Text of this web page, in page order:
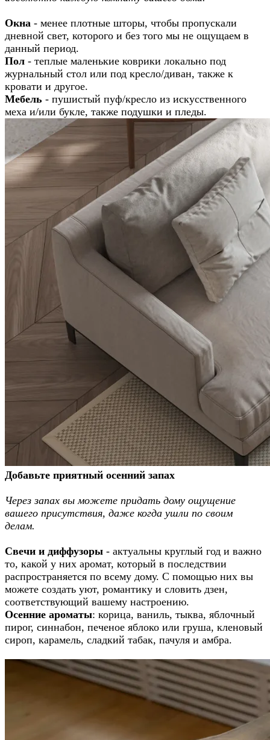
Окна - менее плотные шторы, чтобы пропускали
дневной свет, которого и без того мы не ощущаем в
данный период.
Пол - теплые маленькие коврики локально под
журнальный стол или под кресло/диван, также к
кровати и другое.
Мебель - пушистый пуф/кресло из искусственного
меха и/или букле, также подушки и пледы.
Добавьте приятный осенний запах
Через запах вы можете придать дому ощущение
вашего присутствия, даже когда ушли по своим
делам.
Свечи и диффузоры - актуальны круглый год и важно
то, какой у них аромат, который в последствии
распространяется по всему дому. С помощью них вы
можете создать уют, романтику и словить дзен,
соответствующий вашему настроению.
Осенние ароматы: корица, ваниль, тыква, яблочный
пирог, синнабон, печеное яблоко или груша, кленовый
сироп, карамель, сладкий табак, пачуля и амбра.